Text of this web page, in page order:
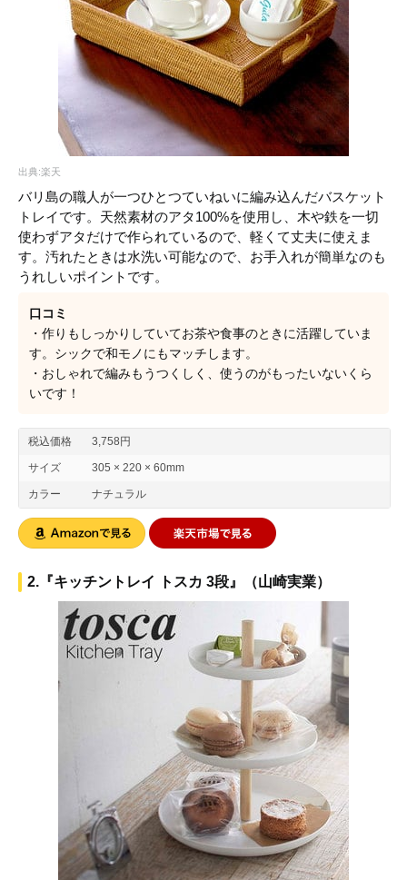
出典:楽天
バリ島の職人が一つひとつていねいに編み込んだバスケット
トレイです。天然素材のアタ100%を使用し、木や鉄を一切
使わずアタだけで作られているので、軽くて丈夫に使えま
す。汚れたときは水洗い可能なので、お手入れが簡単なのも
うれしいポイントです。
口コミ
・作りもしっかりしていてお茶や食事のときに活躍していま
す。シックで和モノにもマッチします。
・おしゃれで編みもうつくしく、使うのがもったいないくら
いです！
税込価格 3,758円
サイズ 305 × 220 × 60mm
カラー ナチュラル
2.『キッチントレイ トスカ 3段』（山崎実業）